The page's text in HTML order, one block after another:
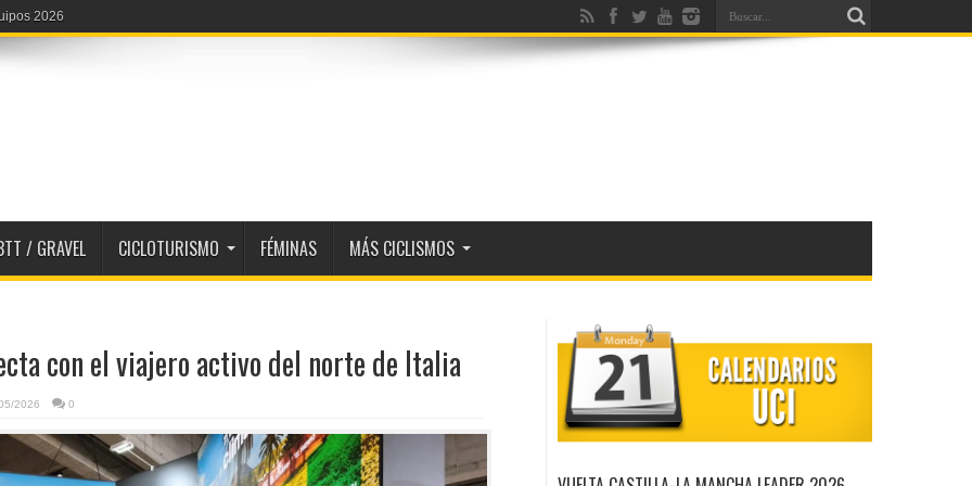
2026
/ GRAVEL CICLOTURISMO FÉMINAS MÁS CICLISMOS
con el viajero activo del norte de Italia
2026 0